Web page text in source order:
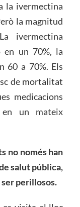
la ivermectina
la magnitud
ivermectina
en un 70%, la
60 a 70%. Els
de mortalitat
medicacions
un mateix
no noméshan
salut pública,
perillosos.